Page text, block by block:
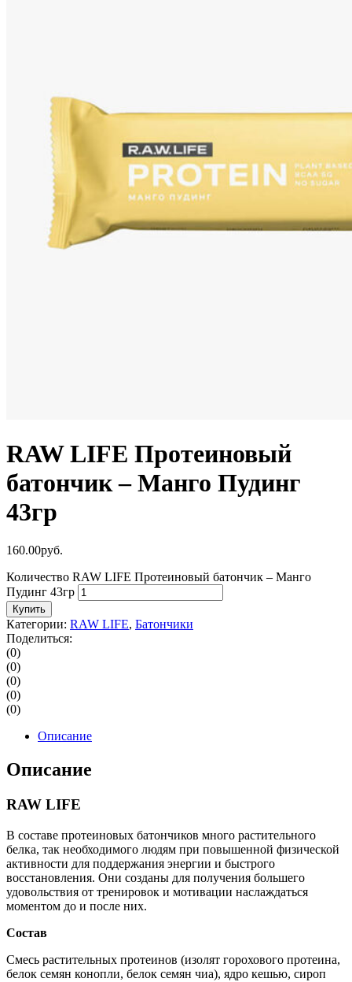
RAW LIFE Протеиновый
батончик – Манго Пудинг
43гр
160.00руб.
Количество RAW LIFE Протеиновый батончик – Манго
Пудинг 43гр
Купить
Категории: RAW LIFE, Батончики
Поделиться:
(0)
(0)
(0)
(0)
(0)
Описание
Описание
RAW LIFE
В составе протеиновых батончиков много растительного
белка, так необходимого людям при повышенной физической
активности для поддержания энергии и быстрого
восстановления. Они созданы для получения большего
удовольствия от тренировок и мотивации наслаждаться
моментом до и после них.
Состав
Смесь растительных протеинов (изолят горохового протеина,
белок семян конопли, белок семян чиа), ядро кешью, сироп